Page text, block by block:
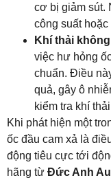
cơ bị giảm sút.
công suất
Khí thải
việc hư hỏng
chuẩn. Điều
quả, gây ô
kiểm tra khí
Khi phát hiện một
ốc đầu cam xả là
động tiêu cực tới
hãng từ Đức Anh